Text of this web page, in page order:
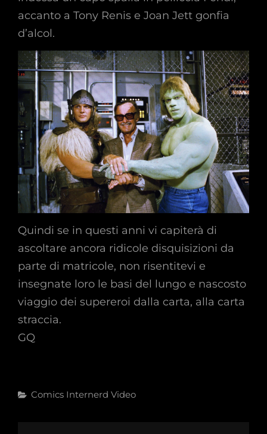
accanto a Tony Renis e Joan Jett gonfia
d’alcol.
Quindi se in questi anni vi capiterà di
ascoltare ancora ridicole disquisizioni da
parte di matricole, non risentitevi e
insegnate loro le basi del lungo e nascosto
viaggio dei supereroi dalla carta, alla carta
straccia.
GQ
Categories
Comics Internerd Video